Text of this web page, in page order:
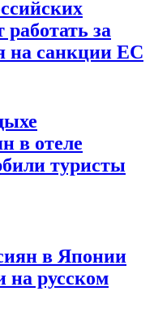
за
на санкции ЕС
в отеле
туристы
в Японии
на русском